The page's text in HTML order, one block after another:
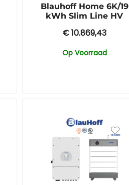
Blauhoff Home 6K/19
kWh Slim Line HV
€10.869,43
Op Voorraad